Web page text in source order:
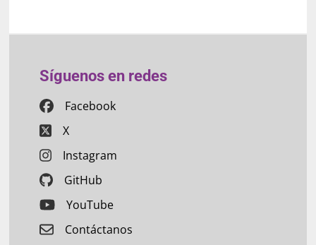
Síguenos en redes
Facebook
X
Instagram
GitHub
YouTube
Contáctanos